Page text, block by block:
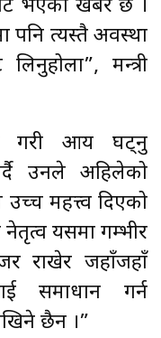
भएको खबर छ ।
पनि त्यस्तै अवस्था
मन्त्री
गरी आय घट्नु
उनले अहिलेको
महत्त्व दिएको
यसमा गम्भीर
राखेर जहाँजहाँ
समाधान गर्न
छैन ।”